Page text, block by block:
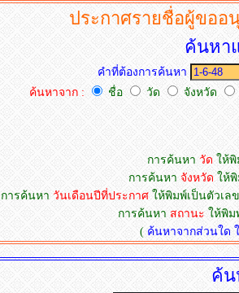
ประกาศรายชื่อผู้ขออ
ค้นหา
คำที่ต้องการค้นหา
ค้นหาจาก :
ชื่อ วัด จังหวัด
การค้นหา วัด ให้พิ
การค้นหา จังหวัด ให้
การค้นหา วันเดือนปีที่ประกาศให้พิมพ์เป็นตัวเล
การค้นหา สถานะ ให้พิ
( ค้นหาจากส่วนใด
ค้น